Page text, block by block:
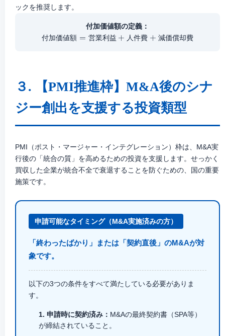
ックを推奨します。
付加価値額の定義：
付加価値 額=営業利益 +人件 費 +減 価 償
却費
３. 【PMI推進枠】M&A後のシナ
ジー創出を支援する投資類型
PMI（ポスト・マージャー・インテグレーション）枠は、M&A実
行後の「統合の質」を高めるための投資を支援します。せっかく
買収した企業が統合不全で衰退することを防ぐための、国の重要
施策です。
申請可能なタイミング（M&A実施済みの方）
「終わったばかり」または「契約直後」のM&Aが対
象です。
以下の3つの条件をすべて満たしている必要がありま
す。
1. 申請時に契約済み： M&Aの最終契約書（SPA等）
が締結されていること。